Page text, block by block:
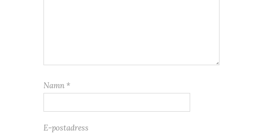
Namn *
E-postadress